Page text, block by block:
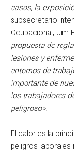
casos, la
subsecretario
Ocupacional, Jim
propuesta de
lesiones y
entornos de
importante de
los trabajadores
peligroso».
El calor es la
peligros laborales